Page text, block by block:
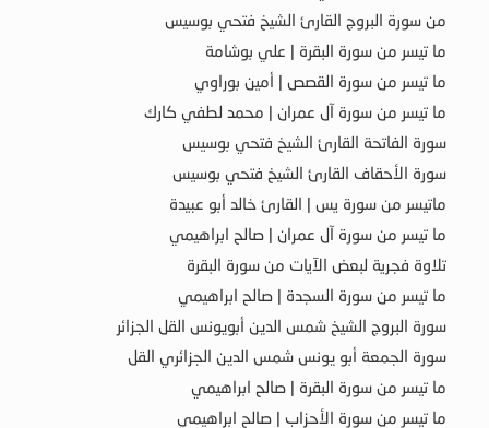
من سورة البروج القارئ الشيخ فتحي بوسيس
ما تيسر من سورة البقرة | علي بوشامة
ما تيسر من سورة القصص | أمين بوراوي
ما تيسر من سورة آل عمران | محمد لطفي كارك
سورة الفاتحة القارئ الشيخ فتحي بوسيس
سورة الأحقاف القارئ الشيخ فتحي بوسيس
ماتيسر من سورة يس | القارئ خالد أبو عبيدة
ما تيسر من سورة آل عمران | صالح ابراهيمي
تلاوة فجرية لبعض الآيات من سورة البقرة
ما تيسر من سورة السجدة | صالح ابراهيمي
سورة البروج الشيخ شمس الدين أبويونس القل الجزائر
سورة الجمعة أبو يونس شمس الدين الجزائري القل
ما تيسر من سورة البقرة | صالح ابراهيمي
ما تيسر من سورة الأحزاب | صالح ابراهيمي